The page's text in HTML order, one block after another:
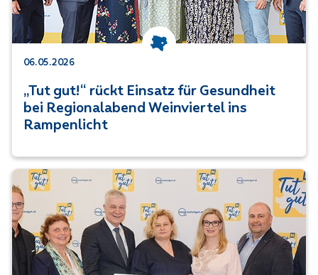
Kategorie: Niederösterreich
06.05.2026
„Tut gut!“ rückt Einsatz für Gesundheit
bei Regionalabend Weinviertel ins
Rampenlicht